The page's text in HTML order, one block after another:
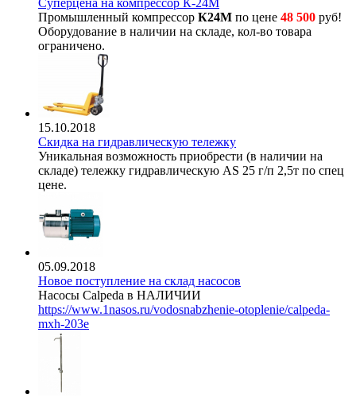
Суперцена на компрессор К-24М
Промышленный компрессор К24М по цене 48 500 руб!
Оборудование в наличии на складе, кол-во товара
ограничено.
15.10.2018
Скидка на гидравлическую тележку
Уникальная возможность приобрести (в наличии на
складе) тележку гидравлическую AS 25 г/п 2,5т по спец
цене.
05.09.2018
Новое поступление на склад насосов
Насосы Calpeda в НАЛИЧИИ
https://www.1nasos.ru/vodosnabzhenie-otoplenie/calpeda-
mxh-203e